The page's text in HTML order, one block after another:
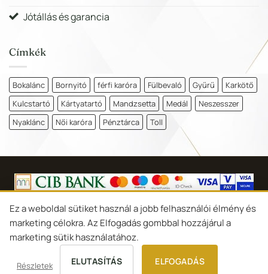
Jótállás és garancia
Címkék
Bokalánc Bornyitó férfi karóra Fülbevaló Gyűrű
Karkötő
Kulcstartó
Kártyatartó Mandzsetta Medál
Neszesszer
Nyaklánc
Női karóra Pénztárca Toll
Ez a weboldal sütiket használ a jobb felhasználói élmény és
marketing célokra. Az Elfogadás gombbal hozzájárul a
marketing sütik használatához.
Részletek ELUTASÍTÁS ELFOGADÁS
Süti-beállítások
Tommy Hilfiger Fülbevaló - 2780662